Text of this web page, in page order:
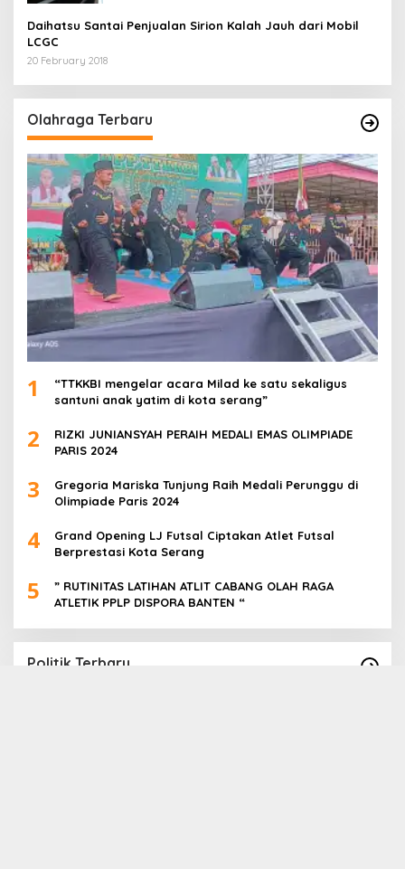
Daihatsu Santai Penjualan Sirion Kalah Jauh dari Mobil
LCGC
20 February 2018
Olahraga Terbaru
1
“TTKKBI mengelar acara Milad ke satu sekaligus
santuni anak yatim di kota serang”
2
RIZKI JUNIANSYAH PERAIH MEDALI EMAS OLIMPIADE
PARIS 2024
3
Gregoria Mariska Tunjung Raih Medali Perunggu di
Olimpiade Paris 2024
4
Grand Opening LJ Futsal Ciptakan Atlet Futsal
Berprestasi Kota Serang
5
” RUTINITAS LATIHAN ATLIT CABANG OLAH RAGA
ATLETIK PPLP DISPORA BANTEN “
Politik Terbaru